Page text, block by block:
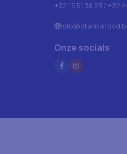
+32 15 51 38 23 / +32
Onze socials